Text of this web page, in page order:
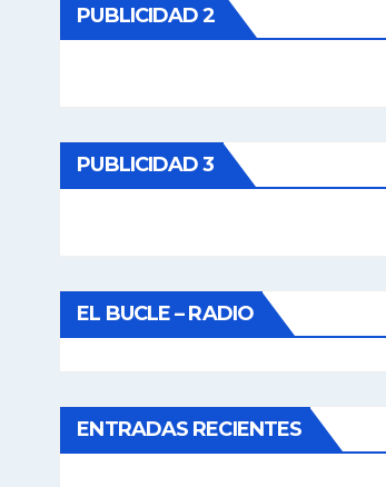
PUBLICIDAD 2
PUBLICIDAD 3
EL BUCLE – RADIO
ENTRADAS RECIENTES